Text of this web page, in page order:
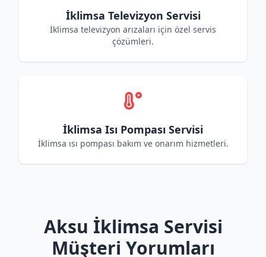
İklimsa Televizyon Servisi
İklimsa televizyon arızaları için özel servis
çözümleri.
İklimsa Isı Pompası Servisi
İklimsa ısı pompası bakım ve onarım hizmetleri.
Aksu İklimsa Servisi
Müşteri Yorumları